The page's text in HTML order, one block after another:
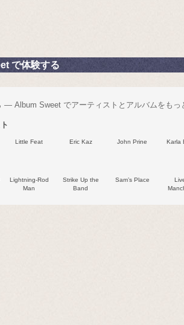
で体験する
— Album Sweet でアーティストとアルバムをもっ
Little Feat Eric Kaz John Prine Karla
Lightning-Rod
Man
Strike Up the
Band
Sam’s Place